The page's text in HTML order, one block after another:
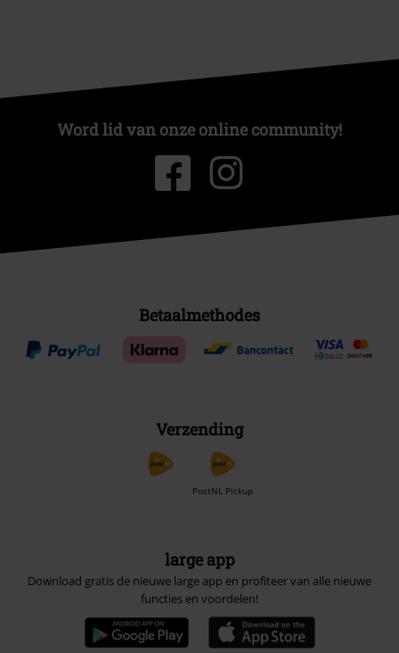
Word lid van onze online community!
Betaalmethodes
Verzending
PostNL Pickup
large app
Download gratis de nieuwe large app en profiteer van alle nieuwe
functies en voordelen!